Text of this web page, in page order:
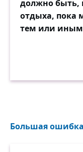
должно быть,
отдыха, пока
тем или иным
Большая ошибка